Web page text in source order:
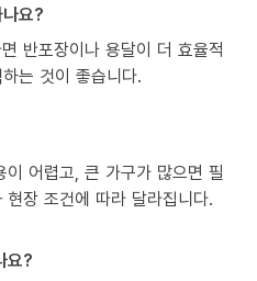
요?
반포장이나 용달이 더 효율적
는 것이 좋습니다.
어렵고, 큰 가구가 많으면 필
장 조건에 따라 달라집니다.
요?